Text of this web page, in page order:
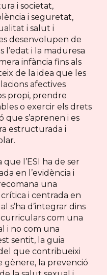
i societat,
i seguretat,
i salut i
desenvolupen de
l’edat i la maduresa
infància fins als
de la idea que les
afectives
propi, prendre
o exercir els drets
que s’aprenen i es
estructurada i
que l’ESI ha de ser
en l’evidència i
una
i centrada en
s’ha d’integrar dins
com una
i no com una
sentit, la guia
que contribueixi
gènere, la prevenció